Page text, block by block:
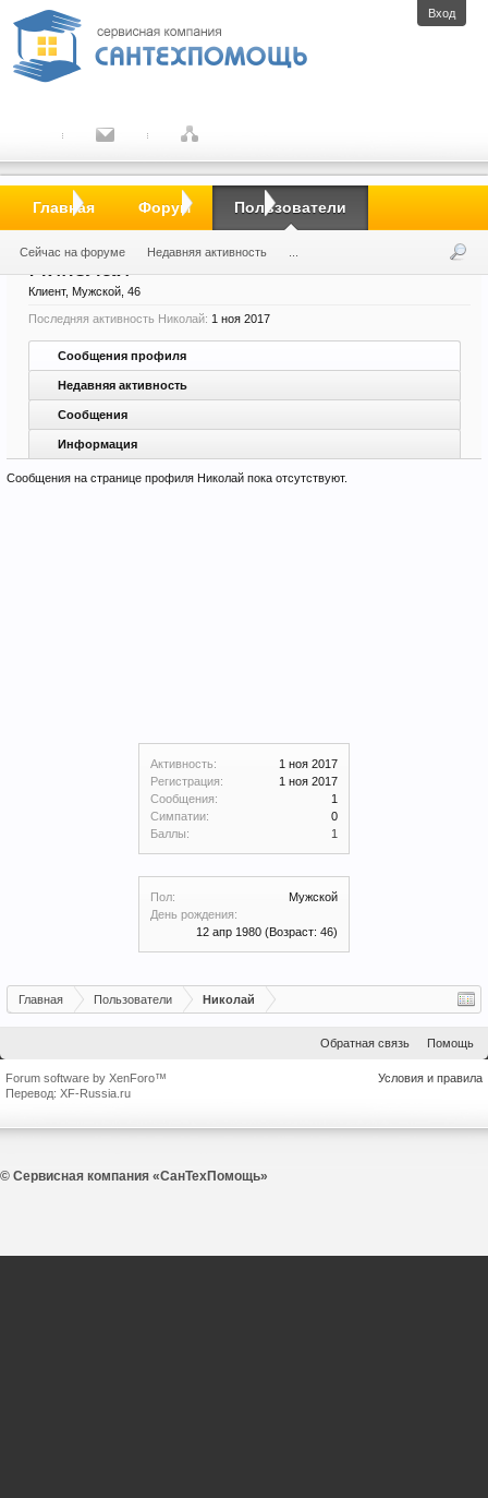
Вход
Главная Пользователи Николай
Активность:
1 ноя 2017
Регистрация:
1 ноя 2017
Сообщения:
1
Симпатии:
0
Баллы:
1
Пол:
Мужской
День рождения:
12 апр 1980 (Возраст: 46)
Николай
Клиент, Мужской, 46
Последняя активность Николай: 1 ноя 2017
Сообщения профиля
Недавняя активность
Сообщения
Информация
Сообщения на странице профиля Николай пока отсутствуют.
Главная Пользователи Николай
Главная Форум Пользователи
Сейчас на форуме Недавняя активность
Обратная связь Помощь
Условия и правила
Forum software by XenForo™
Перевод: XF-Russia.ru
© Сервисная компания «СанТехПомощь»